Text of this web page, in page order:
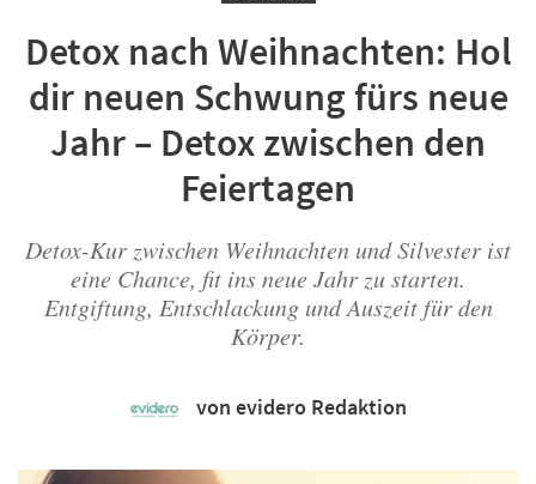
Detox nach Weihnachten: Hol
dir neuen Schwung fürs neue
Jahr – Detox zwischen den
Feiertagen
Detox-Kur zwischen Weihnachten und Silvester ist
eine Chance, fit ins neue Jahr zu starten.
Entgiftung, Entschlackung und Auszeit für den
Körper.
von evidero Redaktion